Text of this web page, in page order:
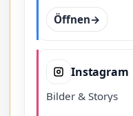
Öffnen
Instagram
Bilder & Storys